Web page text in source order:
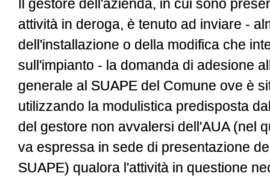
Il gestore dell'azienda, in cui sono
attività in deroga, è tenuto ad inviare -
dell'installazione o della modifica che
sull'impianto - la domanda di adesione
generale al SUAPE del Comune ove è
utilizzando la modulistica predisposta
del gestore non avvalersi dell'AUA (nel
va espressa in sede di presentazione
SUAPE) qualora l'attività in questione